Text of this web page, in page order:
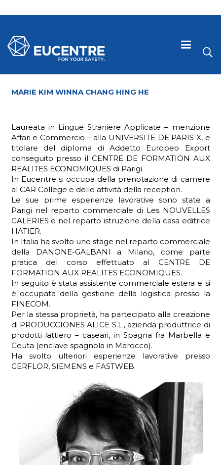
MARIE KIM WINNA CHANG HING HE
Laureata in Lingue Straniere Applicate – menzione
Affari e Commercio – alla UNIVERSITE DE PARIS X, e
titolare del diploma di Addetto Europeo Export
conseguito presso il CENTRE DE FORMATION AUX
REALITES ECONOMIQUES di Parigi.
In Eucentre si occupa della prenotazione di camere
al CAR College e delle attività della reception.
Le sue prime esperienze lavorative sono state a
Parigi nel reparto commerciale di Les NOUVELLES
GALERIES e nel reparto istruzione della casa editrice
HATIER.
In Italia ha svolto uno stage nel reparto commerciale
della DANONE-GALBANI a Milano, come parte
pratica del corso effettuato al CENTRE DE
FORMATION AUX REALITES ECONOMIQUES.
In seguito è stata assistente commerciale estera e si
è occupata della gestione della logistica presso la
FINECOM.
Per la stessa proprietà, ha partecipato alla creazione
di PRODUCCIONES ALICE S.L., azienda produttrice di
prodotti lattiero – caseari, in Spagna fra Marbella e
Ceuta (enclave spagnola in Marocco).
Ha svolto ulteriori esperienze lavorative presso
GERFLOR, SIEMENS e FASTWEB.